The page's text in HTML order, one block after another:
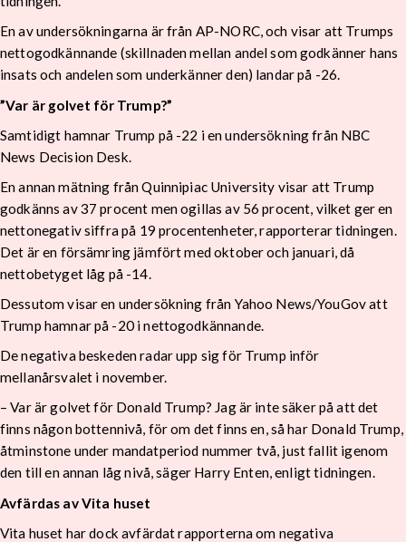
En av undersökningarna är från AP-NORC, och visar att Trumps
nettogodkännande (skillnaden mellan andel som godkänner hans
insats och andelen som underkänner den) landar på -26.
”Var är golvet för Trump?”
Samtidigt hamnar Trump på -22 i en undersökning från NBC
News Decision Desk.
En annan mätning från Quinnipiac University visar att Trump
godkänns av 37 procent men ogillas av 56 procent, vilket ger en
nettonegativ siffra på 19 procentenheter, rapporterar tidningen.
Det är en försämring jämfört med oktober och januari, då
nettobetyget låg på -14.
Dessutom visar en undersökning från Yahoo News/YouGov att
Trump hamnar på -20 i nettogodkännande.
De negativa beskeden radar upp sig för Trump inför
mellanårsvalet i november.
– Var är golvet för Donald Trump? Jag är inte säker på att det
finns någon bottennivå, för om det finns en, så har Donald Trump,
åtminstone under mandatperiod nummer två, just fallit igenom
den till en annan låg nivå, säger Harry Enten, enligt tidningen.
Avfärdas av Vita huset
Vita huset har dock avfärdat rapporterna om negativa